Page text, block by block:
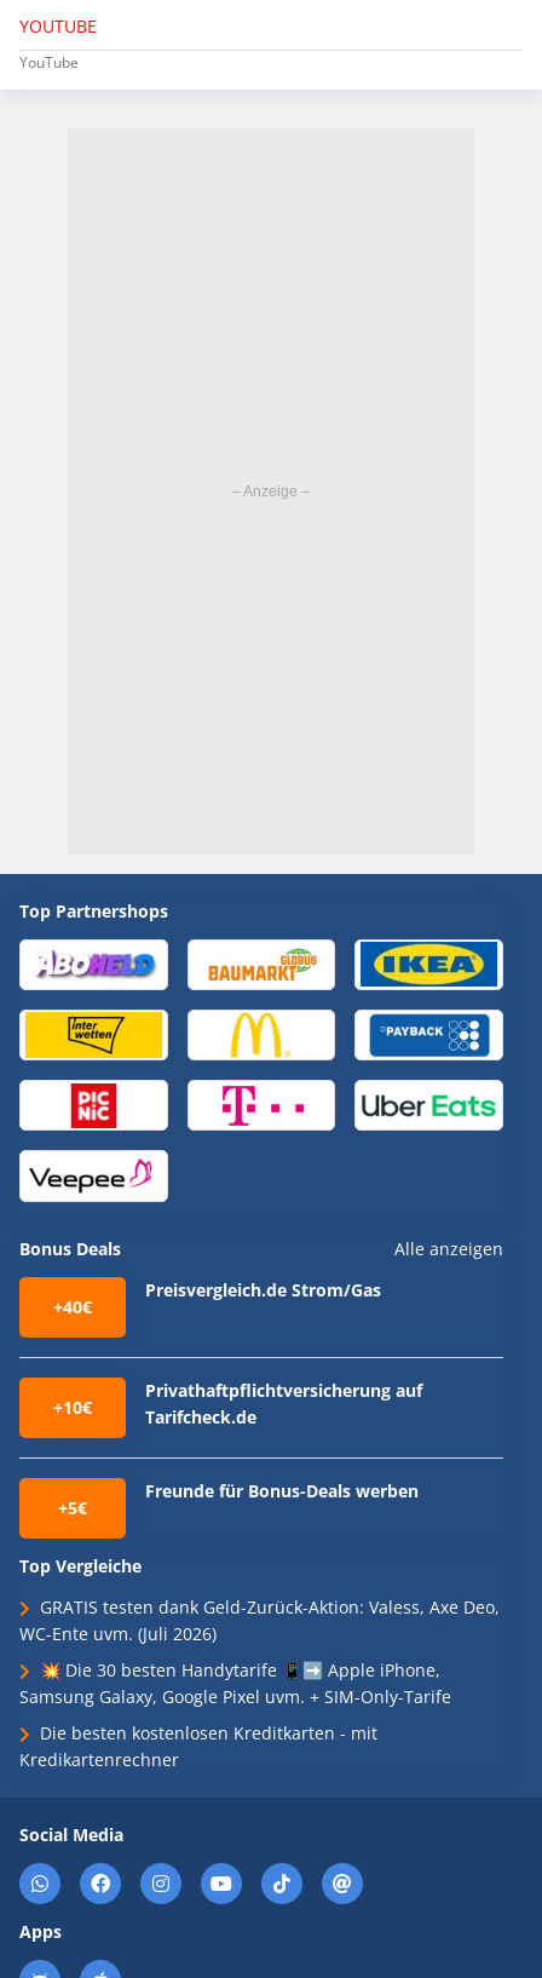
YOUTUBE
YouTube
Top Partnershops
Bonus Deals Alle anzeigen
+40€
Preisvergleich.de Strom/Gas
+10€
Privathaftpflichtversicherung auf
Tarifcheck.de
+5€
Freunde für Bonus-Deals werben
Top Vergleiche
GRATIS testen dank Geld-Zurück-Aktion: Valess, Axe Deo,
WC-Ente uvm. (Juli 2026)
💥 Die 30 besten Handytarife 📱➡️ Apple iPhone,
Samsung Galaxy, Google Pixel uvm. + SIM-Only-Tarife
Die besten kostenlosen Kreditkarten - mit
Kredikartenrechner
Social Media
Apps